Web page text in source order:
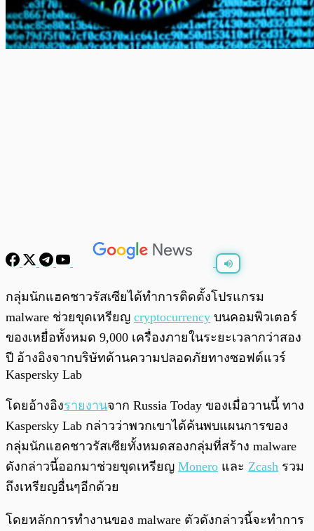
กลุ่มนักแฮคชาวรัสเซียได้ทำการติดตั้งโปรแกรม
malware ช่วยขุดเหรียญ cryptocurrency บนคอมพิวเตอร์
ของเหยื่อทั้งหมด 9,000 เครื่องภายในระยะเวลากว่าสอง
ปี อ้างอิงจากบริษัทด้านความปลอดภัยทางซอฟต์แวร์
Kaspersky Lab
โดยอ้างอิงรายงานจาก Russia Today ของเมื่อวานนี้ ทาง
Kaspersky Lab กล่าวว่าพวกเขาได้ค้นพบแผนการของ
กลุ่มนักแฮคชาวรัสเซียทั้งหมดสองกลุ่มที่สร้าง malware
ดังกล่าวนี้ออกมาช่วยขุดเหรียญ Monero และ Zcash รวม
ถึงเหรียญอื่นๆอีกด้วย
โดยหลักการทำงานของ malware ตัวดังกล่าวนี้จะทำการ